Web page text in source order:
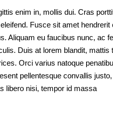
enim in, mollis dui. Cras
Fusce sit amet hendrerit
Aliquam eu faucibus nunc, ac
Duis at lorem blandit, mattis
Orci varius natoque
pellentesque convallis
libero nisi, tempor id massa